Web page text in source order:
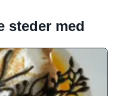
steder med